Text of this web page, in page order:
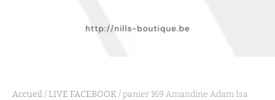
Accueil/ LIVE FACEBOOK/ panier 169 Amandine Adam Isa